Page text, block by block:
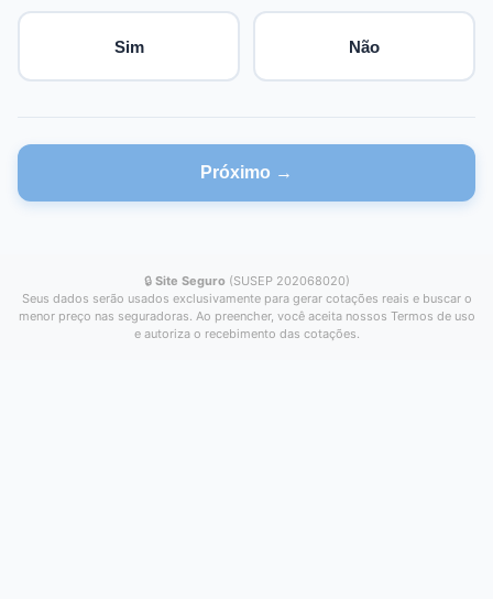
Sim Não
Próximo →
🔒 Site Seguro (SUSEP 202068020)
Seus dados serão usados exclusivamente para gerar cotações reais e buscar o
menor preço nas seguradoras. Ao preencher, você aceita nossos Termos de uso
e autoriza o recebimento das cotações.